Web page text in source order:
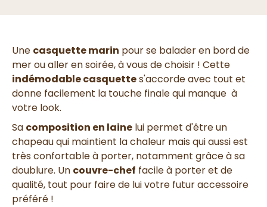
Une casquette marin pour se balader en bord de
mer ou aller en soirée, à vous de choisir ! Cette
indémodable casquettes'accorde avec tout et
donne facilement la touche finale qui manque à
votre look.
Sa composition en laine lui permet d'être un
chapeau qui maintient la chaleur mais qui aussi est
très confortable à porter, notamment grâce à sa
doublure. Un couvre-chef facile à porter et de
qualité, tout pour faire de lui votre futur accessoire
préféré !